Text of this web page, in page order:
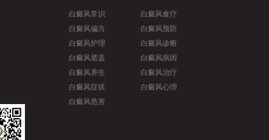
白癜风常识
白癜风偏方
白癜风护理
白癜风遮盖
白癜风养生
白癜风症状
白癜风危害
白癜风食疗
白癜风预防
白癜风诊断
白癜风病因
白癜风治疗
白癜风心理